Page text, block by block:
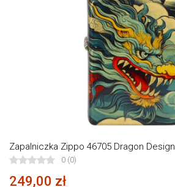
Zapalniczka Zippo 46705 Dragon Design
0 (0)
249,00 zł